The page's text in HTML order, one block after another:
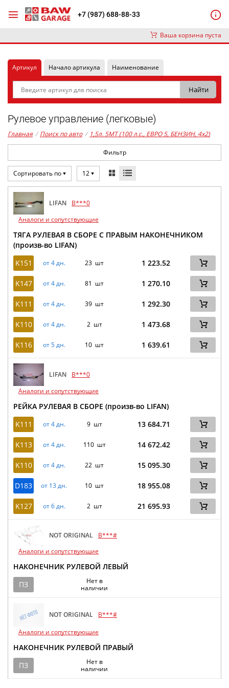
+7 (987) 688-88-33
Ваша корзина пуста
Артикул Начало артикула Наименование
Рулевое управление (легковые)
Главная / Поиск по авто / 1,5л. 5MT (100 л.с., ЕВРО 5, БЕНЗИН, 4x2)
Фильтр
Сортировать по 12
LIFAN
B***0
Аналоги и сопутствующие
ТЯГА РУЛЕВАЯ В СБОРЕ С ПРАВЫМ НАКОНЕЧНИКОМ
(произв-во LIFAN)
K151
от 4 дн. 23 шт 1 223.52
K147 от 4 дн. 81 шт 1 270.10
K111 от 4 дн. 39 шт 1 292.30
K110 от 4 дн. 2 шт 1 473.68
K116 от 5 дн. 10 шт 1 639.61
LIFAN
B***0
Аналоги и сопутствующие
РЕЙКА РУЛЕВАЯ В СБОРЕ (произв-во LIFAN)
K111
от 4 дн. 9 шт 13 684.71
K113 от 4 дн. 110 шт 14 672.42
K110 от 4 дн. 22 шт 15 095.30
D183 от 13 дн. 10 шт 18 955.08
K127 от 6 дн. 2 шт 21 695.93
NOT ORIGINAL
B***#
Аналоги и сопутствующие
НАКОНЕЧНИК РУЛЕВОЙ ЛЕВЫЙ
ПЗ
Нет в
наличии
NOT ORIGINAL
B***#
Аналоги и сопутствующие
НАКОНЕЧНИК РУЛЕВОЙ ПРАВЫЙ
ПЗ
Нет в
наличии